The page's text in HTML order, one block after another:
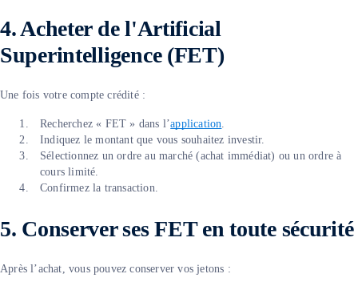
4. Acheter de l'Artificial
Superintelligence (FET)
Une fois votre compte crédité :
Recherchez « FET » dans l’application
Indiquez le montant que vous souhaitez investir.
Sélectionnez un ordre au marché (achat immédiat) ou un ordre à
cours limité.
Confirmez la transaction.
5. Conserver ses FET en toute sécurité
Après l’achat, vous pouvez conserver vos jetons :